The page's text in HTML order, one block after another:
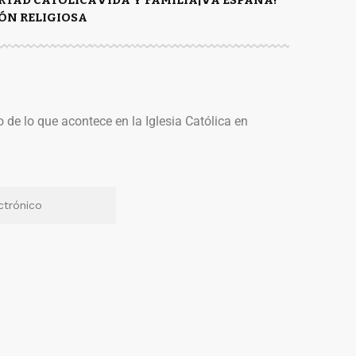
RELIGIOSA
lo que acontece en la Iglesia Católica en